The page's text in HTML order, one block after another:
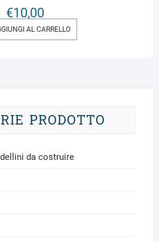
€10,00
AL CARRELLO
PRODOTTO
da costruire